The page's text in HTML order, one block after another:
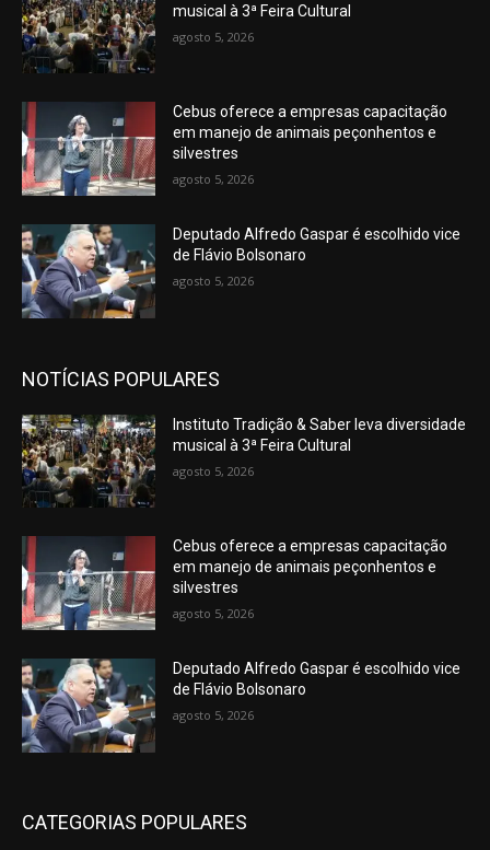
musical à 3ª Feira Cultural
agosto 5, 2026
Cebus oferece a empresas capacitação
em manejo de animais peçonhentos e
silvestres
agosto 5, 2026
Deputado Alfredo Gaspar é escolhido vice
de Flávio Bolsonaro
agosto 5, 2026
NOTÍCIAS POPULARES
Instituto Tradição & Saber leva diversidade
musical à 3ª Feira Cultural
agosto 5, 2026
Cebus oferece a empresas capacitação
em manejo de animais peçonhentos e
silvestres
agosto 5, 2026
Deputado Alfredo Gaspar é escolhido vice
de Flávio Bolsonaro
agosto 5, 2026
CATEGORIAS POPULARES